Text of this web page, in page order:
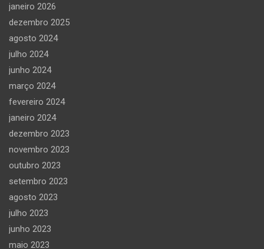
janeiro 2026
dezembro 2025
agosto 2024
julho 2024
junho 2024
março 2024
fevereiro 2024
janeiro 2024
dezembro 2023
novembro 2023
outubro 2023
setembro 2023
agosto 2023
julho 2023
junho 2023
maio 2023